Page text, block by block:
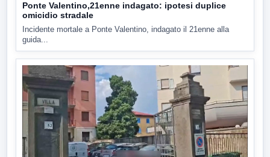
Ponte Valentino,21enne indagato: ipotesi duplice
omicidio stradale
Incidente mortale a Ponte Valentino, indagato il 21enne alla
guida...